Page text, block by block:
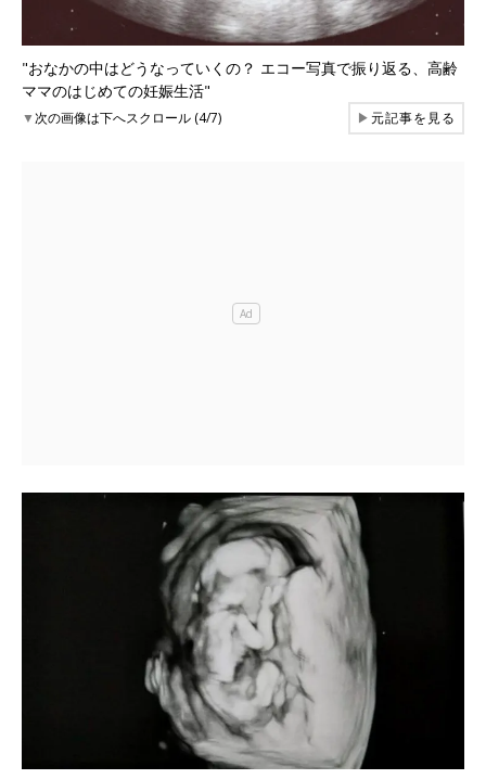
"おなかの中はどうなっていくの？ エコー写真で振り返る、高齢
ママのはじめての妊娠生活"
▼次の画像は下へスクロール (4/7) ▶元記事を見る